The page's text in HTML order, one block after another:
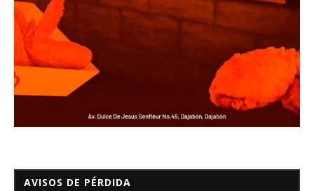
AVISOS DE PÉRDIDA